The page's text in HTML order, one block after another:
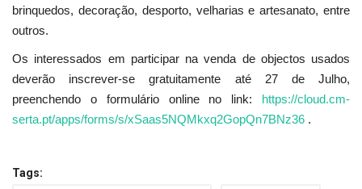
brinquedos, decoração, desporto, velharias e artesanato, entre
outros.
Os interessados em participar na venda de objectos usados
deverão inscrever-se gratuitamente até 27 de Julho,
preenchendo o formulário online no link:
https://cloud.cm-
serta.pt/apps/forms/s/xSaas5NQMkxq2GopQn7BNz36 .
Tags: